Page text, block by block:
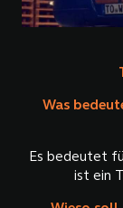
Was
Es bedeutet
ist ein